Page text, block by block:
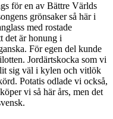
för en av Bättre Världs
grönsaker så här i
med rostade
det är honung i
För egen del kunde
Jordärtskocka som vi
sig väl i kylen och vitlök
Potatis odlade vi också,
vi så här års, men det